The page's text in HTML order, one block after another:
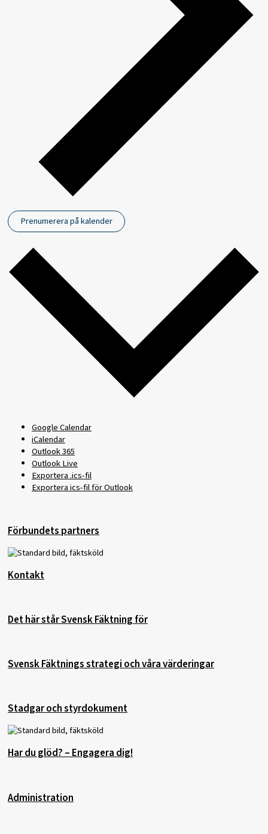
Prenumerera på kalender
Google Calendar
iCalendar
Outlook 365
Outlook Live
Exportera .ics-fil
Exportera ics-fil för Outlook
Förbundets partners
Kontakt
Det här står Svensk Fäktning för
Svensk Fäktnings strategi och våra värderingar
Stadgar och styrdokument
Har du glöd? – Engagera dig!
Administration